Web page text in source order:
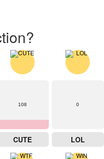
108
CUTE
0
LOL